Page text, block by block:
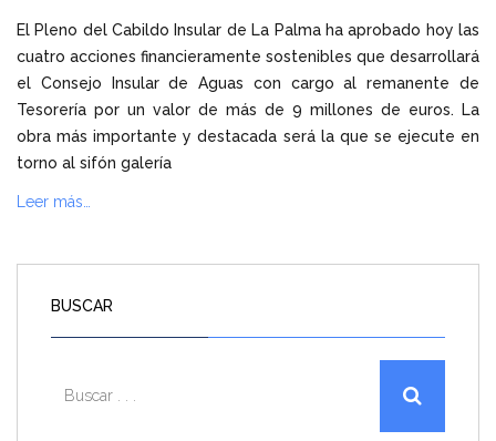
El Pleno del Cabildo Insular de La Palma ha aprobado hoy las
cuatro acciones financieramente sostenibles que desarrollará
el Consejo Insular de Aguas con cargo al remanente de
Tesorería por un valor de más de 9 millones de euros. La
obra más importante y destacada será la que se ejecute en
torno al sifón galería
Leer más…
BUSCAR